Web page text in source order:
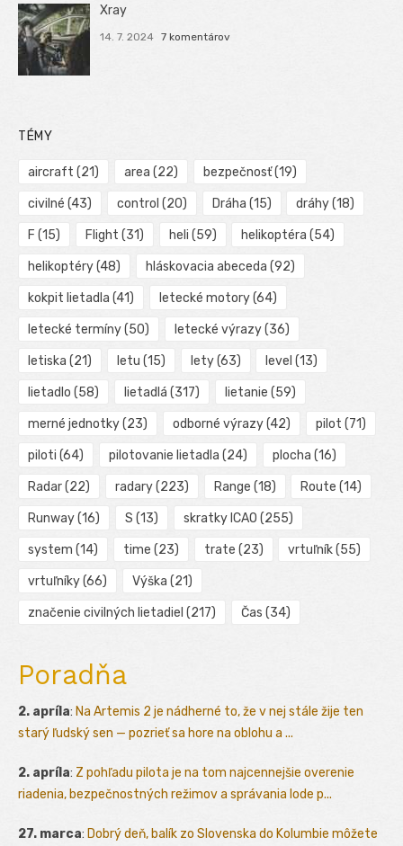
Xray
14. 7. 2024 7 komentárov
TÉMY
aircraft (21) area (22) bezpečnosť(19)
civilné (43) control (20) Dráha (15) dráhy(18)
F (15) Flight (31) heli (59) helikoptéra (54)
helikoptéry(48) hláskovacia abeceda (92)
kokpit lietadla (41) letecké motory(64)
letecké termíny(50) letecké výrazy(36)
letiska (21) letu (15) lety(63) level (13)
lietadlo (58) lietadlá (317) lietanie (59)
merné jednotky(23) odborné výrazy(42) pilot (71)
piloti (64) pilotovanie lietadla (24) plocha (16)
Radar(22) radary(223) Range (18) Route (14)
Runway(16) S (13) skratky ICAO (255)
system (14) time (23) trate (23) vrtuľník(55)
vrtuľníky(66) Výška (21)
značenie civilných lietadiel (217) Čas (34)
Poradňa
2. apríla: Na Artemis 2 je nádherné to, že v nej stále žije ten
starý ľudský sen — pozrieť sa hore na oblohu a ...
2. apríla: Z pohľadu pilota je na tom najcennejšie overenie
riadenia, bezpečnostných režimov a správania lode p...
27. marca: Dobrý deň, balík zo Slovenska do Kolumbie môžete